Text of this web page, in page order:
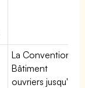
La Convention
Bâtiment
ouvriers jusqu'à